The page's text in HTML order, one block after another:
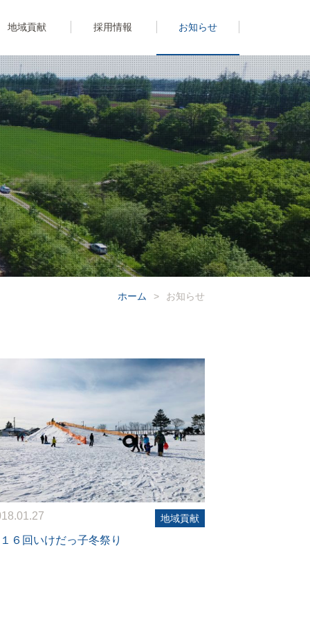
地域貢献 採用情報 お知らせ
ホーム > お知らせ
地域貢献
６回いけだっ子冬祭り